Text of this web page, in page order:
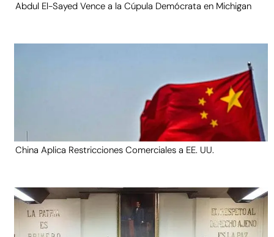
Abdul El-Sayed Vence a la Cúpula Demócrata en Michigan
China Aplica Restricciones Comerciales a EE. UU.